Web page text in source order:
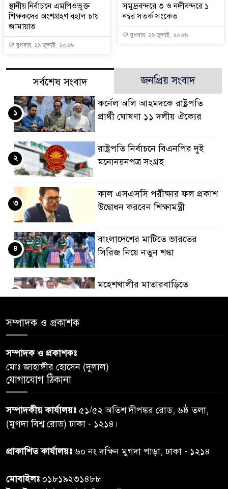
স্থানীয় নির্বাচনে এমপিওভুক্ত
শিক্ষকদের অংশগ্রহণ বহাল চায়
জামায়াত
বুধবার, ২৯ জুলাই, ২০২৬
সমুদ্রবন্দরে ৩ ও নদীবন্দরে ১
নম্বর সতর্ক সংকেত
বুধবার, ২৯ জুলাই, ২০২৬
সর্বশেষ সংবাদ জনপ্রিয় সংবাদ
কর্নেল অলি আহমদকে রাষ্ট্রপতি
প্রার্থী ঘোষণা ১১ দলীয় ঐক্যের
১
রাষ্ট্রপতি নির্বাচনে বিএনপির দুই
মনোনয়নপত্র সংগ্রহ
২
কাল এসএসসি পরীক্ষার ফল প্রকাশ
উদ্বোধন করবেন শিক্ষামন্ত্রী
৩
বাংলাদেশের মাটিতে ভারতের
সিরিজ নিয়ে নতুন শঙ্কা
৪
মহেশখালীর মাতারবাড়িতে
পৌঁছেছেন প্রধানমন্ত্রী
৬
গাজার ধ্বংসস্তূপে মিলল আরও ১৯
৭
কুলাউড়া সীমান্তে বিএসএফের
৮
নেওয়ার পর ভারতীয় নাগরিক আটক
৯
সম্পাদক ও প্রকাশক
সম্পাদক ও প্রকাশকঃ
মোঃ জাহাঙ্গীর হোসেন (দুলাল)
যোগাযোগ ঠিকানা
সম্পাদকীয় কার্যালয়ঃ ৫১/৫২ অতিশ দীপঙ্কর রোড, ৬ষ্ঠ তলা,
(মুগদা বিশ্ব রোড) ঢাকা - ১২১৪।
প্রাকাশিত কার্যালয়ঃ৬০ নং দক্ষিন মুগদা পাড়া, ঢাকা - ১২১৪
মোবাইলঃ ০১৮১৯২৩১৪৮৮